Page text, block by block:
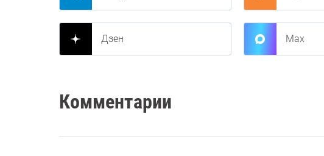
Дзен Max
Комментарии